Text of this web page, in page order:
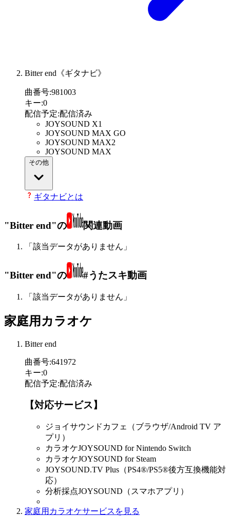
Bitter end《ギタナビ》
曲番号:981003
キー:0
配信予定:配信済み
JOYSOUND X1
JOYSOUND MAX GO
JOYSOUND MAX2
JOYSOUND MAX
その他
ギタナビとは
"Bitter end"の 関連動画
「該当データがありません」
"Bitter end"の #うたスキ動画
「該当データがありません」
家庭用カラオケ
Bitter end
曲番号:641972
キー:0
配信予定:配信済み
【対応サービス】
ジョイサウンドカフェ（ブラウザ/Android TV ア
プリ）
カラオケJOYSOUND for Nintendo Switch
カラオケJOYSOUND for Steam
JOYSOUND.TV Plus（PS4®/PS5®後方互換機能対
応）
分析採点JOYSOUND（スマホアプリ）
家庭用カラオケサービスを見る